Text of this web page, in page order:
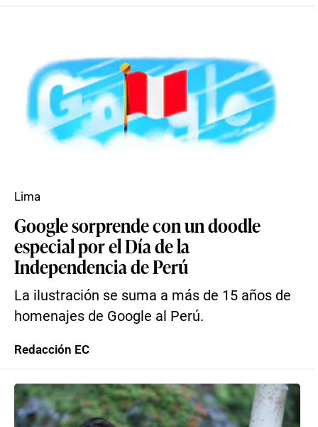
Google sorprende con un doodle
especial por el Día de la
Independencia de Perú
La ilustración se suma a más de 15 años de
homenajes de Google al Perú.
Lima
Redacción EC